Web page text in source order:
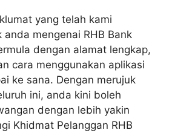
yang telah kami
anda mengenai RHB Bank
dengan alamat lengkap,
cara menggunakan aplikasi
ke sana. Dengan merujuk
ini, anda kini boleh
dengan lebih yakin
Khidmat Pelanggan RHB